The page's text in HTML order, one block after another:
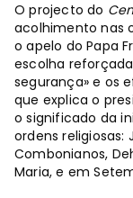
O projecto do
acolhimento nas
o apelo do Papa
escolha
segurança» e os
que explica o
o significado da
ordens religiosas:
Combonianos,
Maria, e em